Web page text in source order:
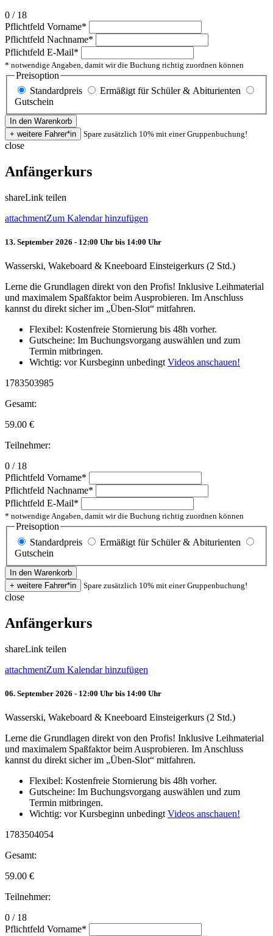
0 / 18
Pflichtfeld Vorname*
Pflichtfeld Nachname*
Pflichtfeld E-Mail*
* notwendige Angaben, damit wir die Buchung richtig zuordnen können
Preisoption
Standardpreis
Ermäßigt für Schüler & Abiturienten
Gutschein
Spare zusätzlich 10% mit einer Gruppenbuchung!
close
Anfängerkurs
shareLink teilen
attachmentZum Kalendar hinzufügen
13. September 2026 - 12:00 Uhr bis 14:00 Uhr
Wasserski, Wakeboard & Kneeboard Einsteigerkurs (2 Std.)
Lerne die Grundlagen direkt von den Profis! Inklusive Leihmaterial
und maximalem Spaßfaktor beim Ausprobieren. Im Anschluss
kannst du direkt sicher im „Üben-Slot“ mitfahren.
Flexibel: Kostenfreie Stornierung bis 48h vorher.
Gutscheine: Im Buchungsvorgang auswählen und zum
Termin mitbringen.
Wichtig: vor Kursbeginn unbedingtVideos anschauen!
1783503985
Gesamt:
59.00 €
Teilnehmer:
0 / 18
Pflichtfeld Vorname*
Pflichtfeld Nachname*
Pflichtfeld E-Mail*
* notwendige Angaben, damit wir die Buchung richtig zuordnen können
Preisoption
Standardpreis
Ermäßigt für Schüler & Abiturienten
Gutschein
Spare zusätzlich 10% mit einer Gruppenbuchung!
close
Anfängerkurs
shareLink teilen
attachmentZum Kalendar hinzufügen
06. September 2026 - 12:00 Uhr bis 14:00 Uhr
Wasserski, Wakeboard & Kneeboard Einsteigerkurs (2 Std.)
Lerne die Grundlagen direkt von den Profis! Inklusive Leihmaterial
und maximalem Spaßfaktor beim Ausprobieren. Im Anschluss
kannst du direkt sicher im „Üben-Slot“ mitfahren.
Flexibel: Kostenfreie Stornierung bis 48h vorher.
Gutscheine: Im Buchungsvorgang auswählen und zum
Termin mitbringen.
Wichtig: vor Kursbeginn unbedingt Videos anschauen!
1783504054
Gesamt:
59.00 €
Teilnehmer:
0 / 18
Pflichtfeld Vorname*